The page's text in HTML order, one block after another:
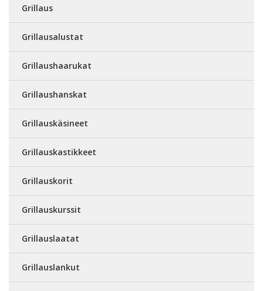
Grillaus
Grillausalustat
Grillaushaarukat
Grillaushanskat
Grillauskäsineet
Grillauskastikkeet
Grillauskorit
Grillauskurssit
Grillauslaatat
Grillauslankut